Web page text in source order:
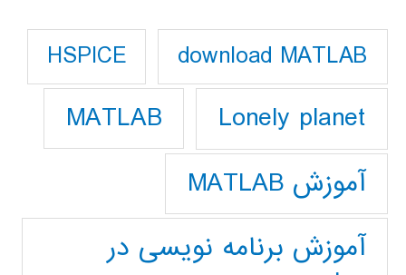
download MATLAB
HSPICE
Lonely planet
MATLAB
آموزش MATLAB
آموزش برنامه نویسی در